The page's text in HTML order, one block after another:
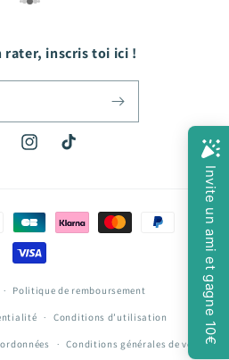
rater, inscris toi ici !
InstagramTikTok
Politique de remboursement
Conditions d’utilisation
Conditions générales de vente